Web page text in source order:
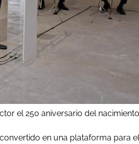
el 250 aniversario del nacimiento
en una plataforma para el